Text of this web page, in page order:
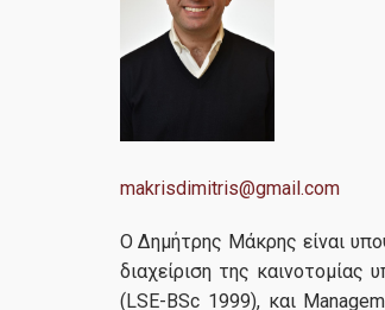
makrisdimitris@gmail.com
Ο Δημήτρης Μάκρης είναι
διαχείριση της
(LSE-BSc 1999), και